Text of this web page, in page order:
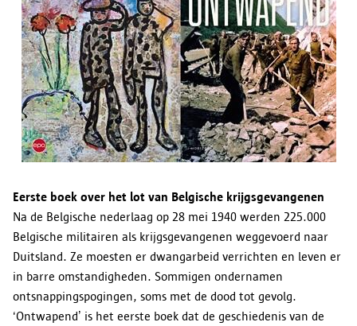
Eerste boek over het lot van Belgische krijgsgevangenen
Na de Belgische nederlaag op 28 mei 1940 werden 225.000
Belgische militairen als krijgsgevangenen weggevoerd naar
Duitsland. Ze moesten er dwangarbeid verrichten en leven er
in barre omstandigheden. Sommigen ondernamen
ontsnappingspogingen, soms met de dood tot gevolg.
‘Ontwapend’ is het eerste boek dat de geschiedenis van de